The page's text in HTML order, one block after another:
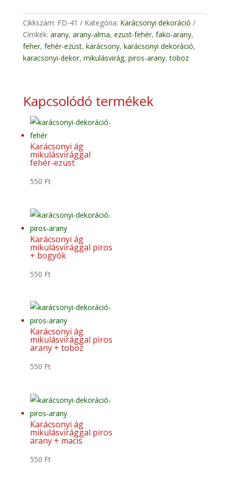
Cikkszám: FD-41 Kategória: Karácsonyi dekoráció
Címkék: arany, arany-alma, ezust-fehér, fako-arany,
feher, fehér-ezüst, karácsony, karácsonyi dekoráció,
karacsonyi-dekor, mikulásvirág, piros-arany,toboz
Kapcsolódó termékek
Karácsonyi ág
mikulásvirággal
fehér-ezüst
550 Ft
Karácsonyi ág
mikulásvirággal piros
+ bogyók
550 Ft
Karácsonyi ág
mikulásvirággal piros
arany + toboz
550 Ft
Karácsonyi ág
mikulásvirággal piros
arany + macis
550 Ft